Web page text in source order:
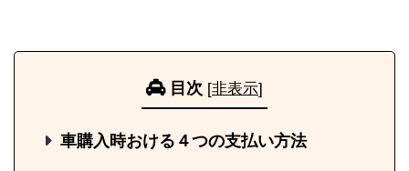
目次 [非表示]
車購入時おける４つの支払い方法